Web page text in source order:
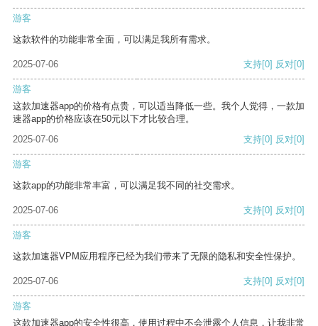
游客
这款软件的功能非常全面，可以满足我所有需求。
2025-07-06 支持[0] 反对[0]
游客
这款加速器app的价格有点贵，可以适当降低一些。我个人觉得，一款加
速器app的价格应该在50元以下才比较合理。
2025-07-06
支持[0] 反对[0]
游客
这款app的功能非常丰富，可以满足我不同的社交需求。
2025-07-06 支持[0] 反对[0]
游客
这款加速器VPM应用程序已经为我们带来了无限的隐私和安全性保护。
2025-07-06 支持[0] 反对[0]
游客
这款加速器app的安全性很高，使用过程中不会泄露个人信息，让我非常